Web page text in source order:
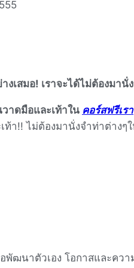
งเสมอ! เราจะได้ไม่ต้องมา
าดมือและเท้าใน คอร์สฟรีเรา
ท้า!! ไม่ต้องมานั่งจำท่าต่างๆใ
พัฒนาตัวเอง โอกาสและค